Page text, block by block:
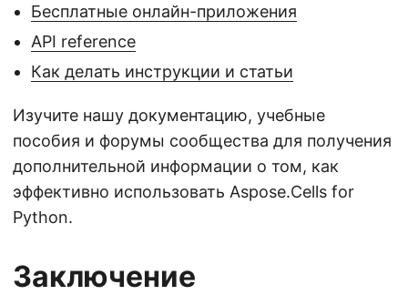
Бесплатные онлайн-приложения
API reference
Как делать инструкции и статьи
Изучите нашу документацию, учебные
пособия и форумы сообщества для получения
дополнительной информации о том, как
эффективно использовать Aspose.Cells for
Python.
Заключение